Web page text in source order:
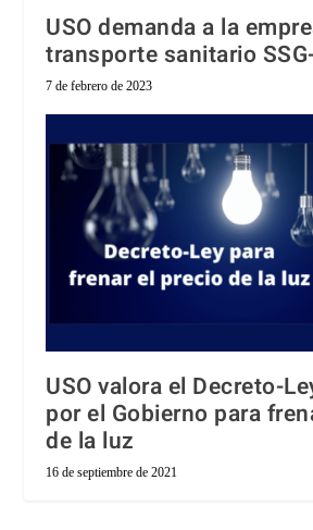
USO demanda a la
transporte sanitario
7 de febrero de 2023
USO valora el Decreto-
por el Gobierno para
de la luz
16 de septiembre de 2021